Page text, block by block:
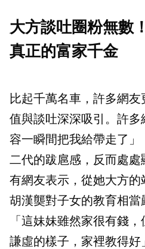
大方談吐圈粉無數
真正的富家千金
比起千萬名車，許多網
值與談吐深深吸引。許
容一瞬間把我給帶走了」
二代的跋扈感，反而處處
有網友表示，從她大方的
胡漢龑對子女的教育相
「這妹妹雖然家很有錢
謙虛的樣子，家裡教得好